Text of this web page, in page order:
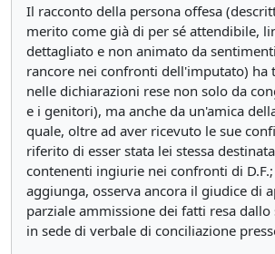
Il racconto della persona offesa
merito come già di per sé attendibile,
dettagliato e non animato da
rancore nei confronti dell'imputato) ha
nelle dichiarazioni rese non solo da
e i genitori), ma anche da un'amica
quale, oltre ad aver ricevuto le sue
riferito di esser stata lei stessa
contenenti ingiurie nei confronti di D.F.;
aggiunga, osserva ancora il giudice di
parziale ammissione dei fatti resa
in sede di verbale di conciliazione